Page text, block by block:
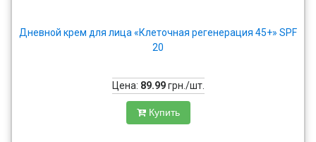
Дневной крем для лица «Клеточная регенерация 45+» SPF
20
Цена: 89.99грн./шт.
Купить